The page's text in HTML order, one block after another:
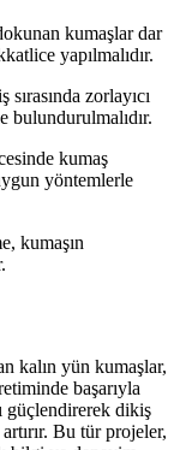
kumaşlar dar
yapılmalıdır.
zorlayıcı
bulundurulmalıdır.
kumaş
yöntemlerle
kumaşın
kalın yün kumaşlar,
başarıyla
güçlendirerek dikiş
Bu tür projeler,